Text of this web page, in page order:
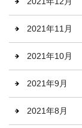
2021年11月
2021年10月
2021年9月
2021年8月